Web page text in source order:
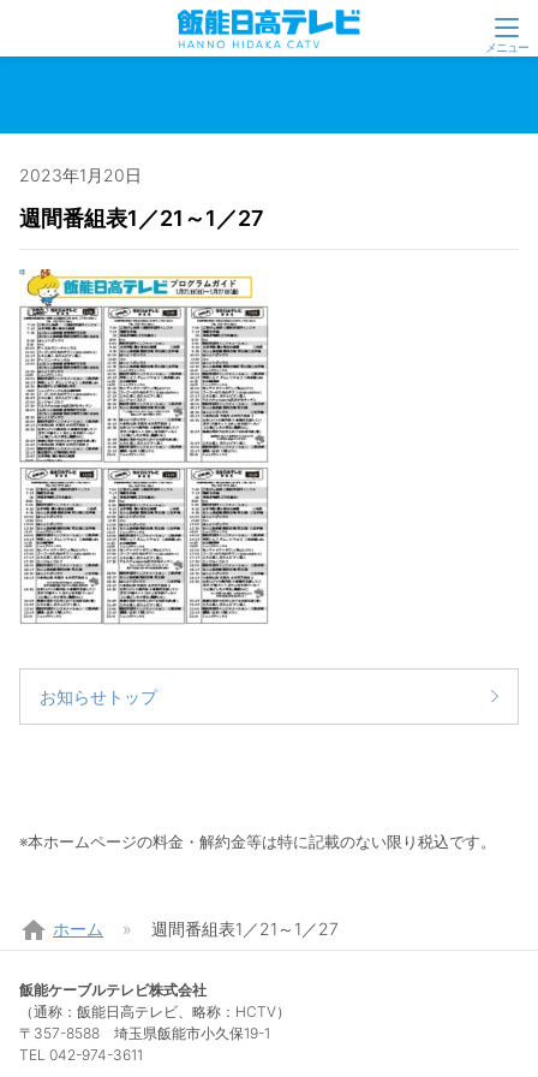
2023年1月20日
週間番組表1／21～1／27
お知らせトップ
※本ホームページの料金・解約金等は特に記載のない限り税込です。
home ホーム 週間番組表1／21～1／27
飯能ケーブルテレビ株式会社
（通称：飯能日高テレビ、略称：HCTV）
〒357-8588 埼玉県飯能市小久保19-1
TEL 042-974-3611